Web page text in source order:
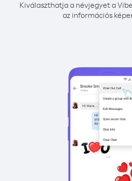
Kiválaszthatja a névjegyet a
az információs